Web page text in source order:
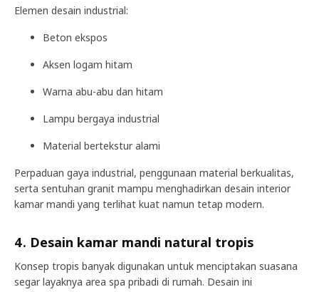
Elemen desain industrial:
Beton ekspos
Aksen logam hitam
Warna abu-abu dan hitam
Lampu bergaya industrial
Material bertekstur alami
Perpaduan gaya industrial, penggunaan material berkualitas,
serta sentuhan granit mampu menghadirkan desain interior
kamar mandi yang terlihat kuat namun tetap modern.
4. Desain kamar mandi natural tropis
Konsep tropis banyak digunakan untuk menciptakan suasana
segar layaknya area spa pribadi di rumah. Desain ini